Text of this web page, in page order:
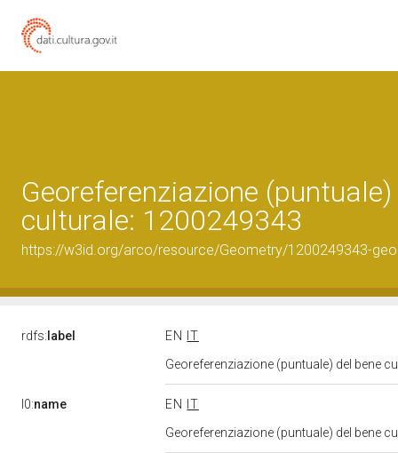
Georeferenziazione
culturale: 1200249343
https://w3id.org/arco/resource/Geometry/1200249343-
rdfs: label EN
IT
Georeferenziazione (puntuale) del bene
l0:name EN
IT
Georeferenziazione (puntuale) del bene